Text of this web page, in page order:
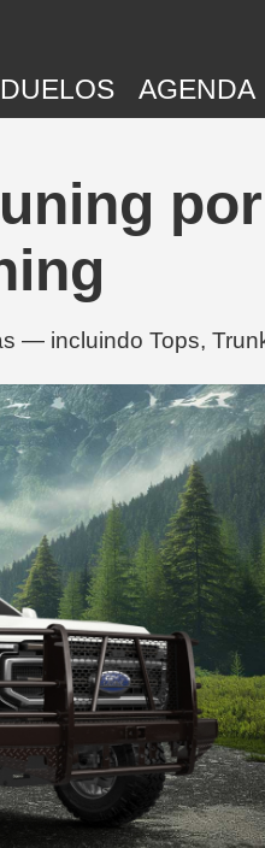
DUELOS AGENDA
— incluindo Tops,